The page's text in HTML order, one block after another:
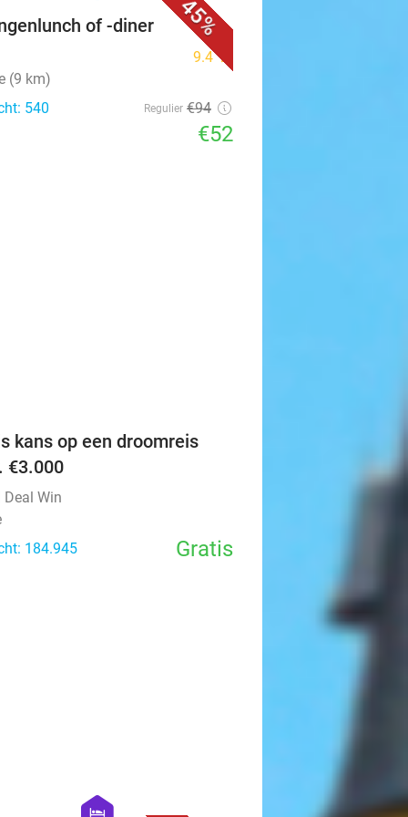
45%
of -diner
9.4star
(9 km)
540
Regulier €94
€52
kans op een droomreis
€3.000
Win
184.945
Gratis
hotel